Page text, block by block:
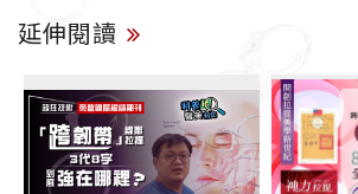
延伸閱讀